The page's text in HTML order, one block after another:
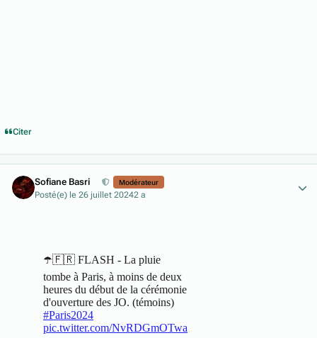
Citer
Sofiane Basri Modérateur
Posté(e) le 26 juillet 20242 a